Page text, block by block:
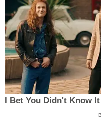
I Bet You Didn't Know